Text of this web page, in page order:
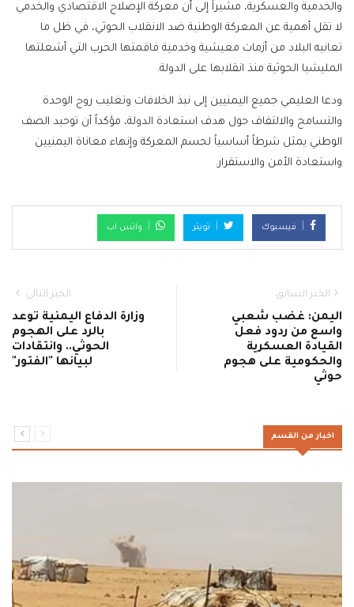
والخدمية والعسكرية، مشيراً إلى أن معركة الإصلاح الاقتصادي والخدمي
لا تقل أهمية عن المعركة الوطنية ضد الانقلاب الحوثي، في ظل ما
تعانيه البلاد من أزمات معيشية وخدمية فاقمتها الحرب التي أشعلتها
المليشيا الحوثية منذ انقلابها على الدولة.
ودعا العليمي جميع اليمنيين إلى نبذ الخلافات وتغليب روح الوحدة
والتسامح والالتفاف حول هدف استعادة الدولة، مؤكداً أن توحيد الصف
الوطني يمثل شرطاً أساسياً لحسم المعركة وإنهاء معاناة اليمنيين
واستعادة الأمن والاستقرار.
فيسبوك تويتر واتس اب
الخبر السابق
اليمن: غضب شعبي
واسع من ردود فعل
القيادة العسكرية
والحكومية على هجوم
حوثي
الخبر التالي
وزارة الدفاع اليمنية توعد
بالرد على الهجوم
الحوثي.. وانتقادات
لبيانها "الفتور"
اخبار من القسم